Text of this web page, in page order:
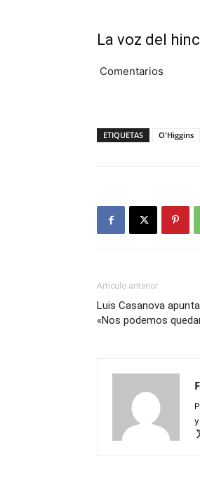
La voz del
Comentarios
ETIQUETAS O'Higgins
Artículo anterior
Luis Casanova
«Nos podemos